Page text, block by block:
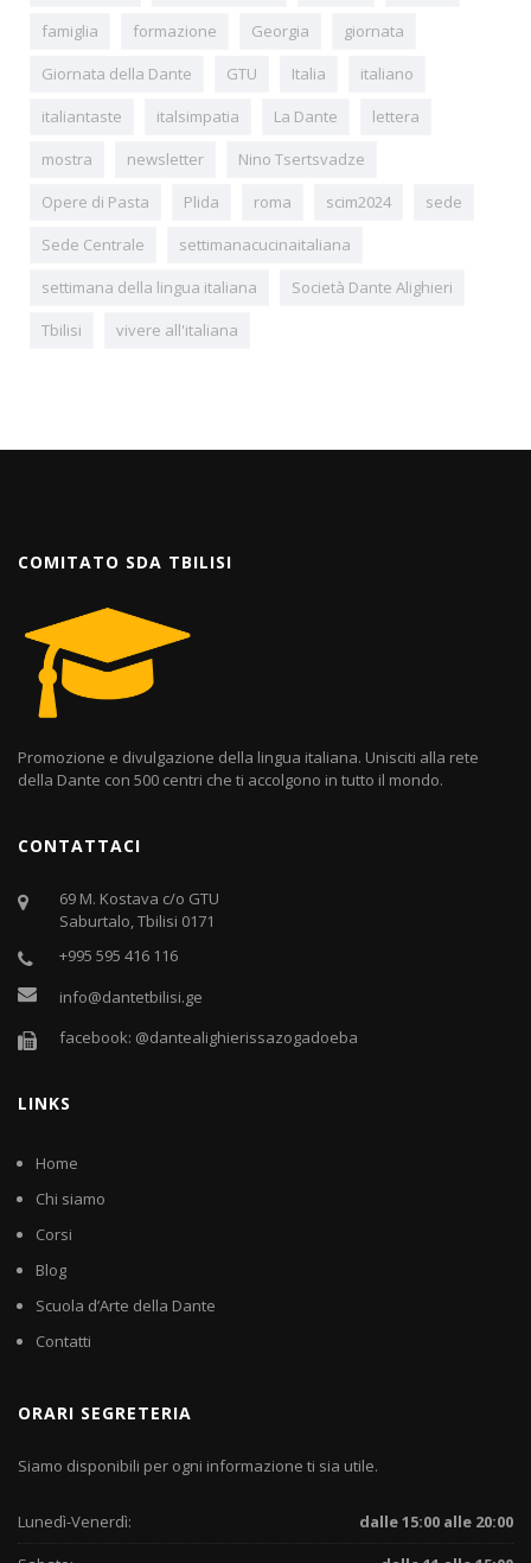
famiglia
formazione Georgia
giornata
Giornata della Dante
GTU Italia
italiano
italiantaste
italsimpatia La Dante
lettera
mostra
newsletter
Nino Tsertsvadze
Opere di Pasta
Plida roma scim2024
sede
Sede Centrale
settimanacucinaitaliana
settimana della lingua italiana
Società Dante Alighieri
Tbilisi
vivere all'italiana
COMITATO SDA TBILISI
Promozione e divulgazione della lingua italiana. Unisciti alla rete
della Dante con 500 centri che ti accolgono in tutto il mondo.
CONTATTACI
69 M. Kostava c/o GTU
Saburtalo, Tbilisi 0171
+995 595 416 116
info@dantetbilisi.ge
facebook: @dantealighierissazogadoeba
LINKS
Home
Chi siamo
Corsi
Blog
Scuola d’Arte della Dante
Contatti
ORARI SEGRETERIA
Siamo disponibili per ogni informazione ti sia utile.
Lunedì-Venerdì:
dalle 15:00 alle 20:00